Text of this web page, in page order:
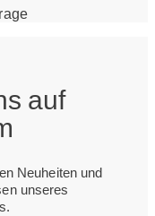
auf
Neuheiten und
unseres